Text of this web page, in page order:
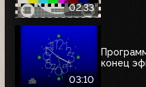
02:33
03:10
конец